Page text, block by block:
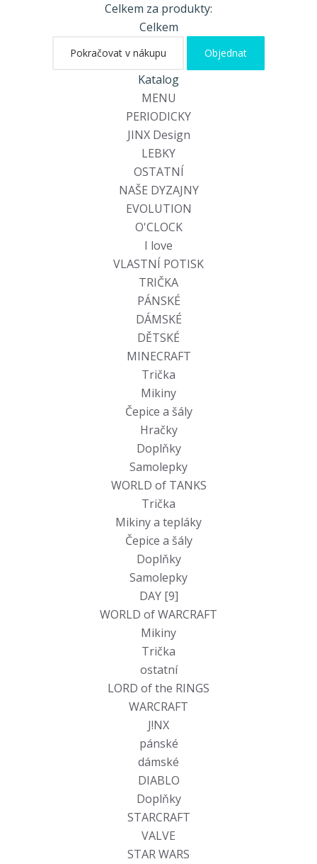
Celkem za produkty:
Celkem
Pokračovat v nákupu Objednat
Katalog
MENU
PERIODICKY
JINX Design
LEBKY
OSTATNÍ
NAŠE DYZAJNY
EVOLUTION
O'CLOCK
I love
VLASTNÍ POTISK
TRIČKA
PÁNSKÉ
DÁMSKÉ
DĚTSKÉ
MINECRAFT
Trička
Mikiny
Čepice a šály
Hračky
Doplňky
Samolepky
WORLD of TANKS
Trička
Mikiny a tepláky
Čepice a šály
Doplňky
Samolepky
DAY [9]
WORLD of WARCRAFT
Mikiny
Trička
ostatní
LORD of the RINGS
WARCRAFT
J!NX
pánské
dámské
DIABLO
Doplňky
STARCRAFT
VALVE
STAR WARS